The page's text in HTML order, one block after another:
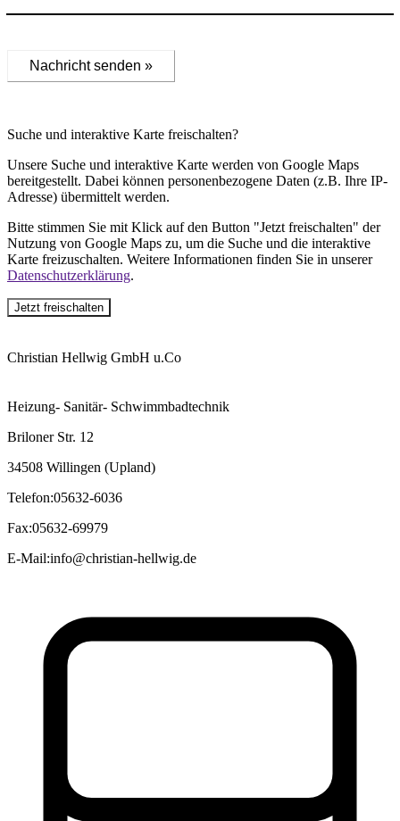
Nachricht senden »
Suche und interaktive Karte freischalten?
Unsere Suche und interaktive Karte werden von Google Maps
bereitgestellt. Dabei können personenbezogene Daten (z.B. Ihre IP-
Adresse) übermittelt werden.
Bitte stimmen Sie mit Klick auf den Button "Jetzt freischalten" der
Nutzung von Google Maps zu, um die Suche und die interaktive
Karte freizuschalten. Weitere Informationen finden Sie in unserer
Datenschutzerklärung.
Jetzt freischalten
Christian Hellwig GmbH u.Co
Heizung- Sanitär- Schwimmbadtechnik
Briloner Str. 12
34508 Willingen (Upland)
Telefon:05632-6036
Fax:05632-69979
E-Mail:info@christian-hellwig.de